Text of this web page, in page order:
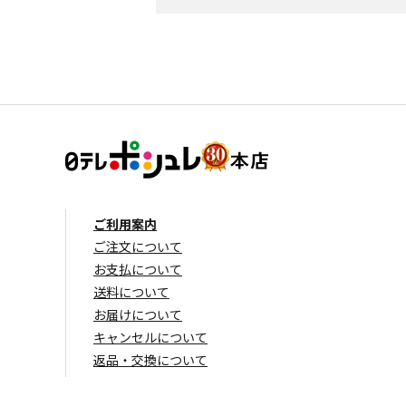
ご利用案内
ご注文について
お支払について
送料について
お届けについて
キャンセルについて
返品・交換について